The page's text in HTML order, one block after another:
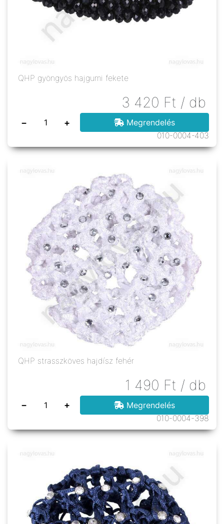
QHP gyöngyös hajgumi fekete
3 420 Ft / db
− +
Megrendelés
010-0004-403
QHP strasszköves hajdísz fehér
1 490 Ft / db
− +
Megrendelés
010-0004-398